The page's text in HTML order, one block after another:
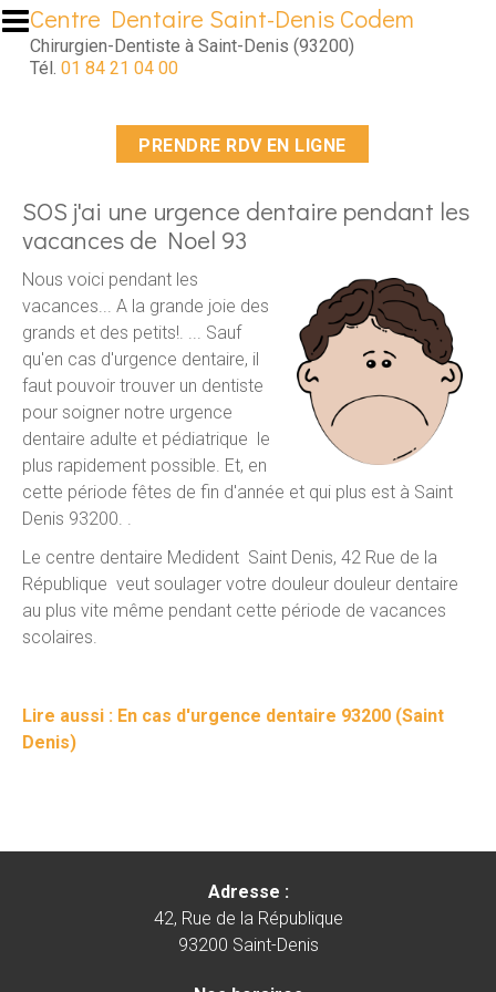
Aller au contenu principal
Centre Dentaire Saint-Denis Codem
Chirurgien-Dentiste à Saint-Denis (93200)
Tél.01 84 21 04 00
PRENDRE RDV EN LIGNE
SOS j'ai une urgence dentaire pendant les
vacances de Noel 93
Nous voici pendant les
vacances... A la grande joie des
grands et des petits!. ... Sauf
qu'en cas d'urgence dentaire, il
faut pouvoir trouver un dentiste
pour soigner notre urgence
dentaire adulte et pédiatrique le
plus rapidement possible. Et, en
cette période fêtes de fin d'année et qui plus est à Saint
Denis 93200. .
Le centre dentaire Medident Saint Denis, 42 Rue de la
République veut soulager votre douleur douleur dentaire
au plus vite même pendant cette période de vacances
scolaires.
Lire aussi : En cas d'urgence dentaire 93200 (Saint
Denis)
Adresse :
42, Rue de la République
93200 Saint-Denis